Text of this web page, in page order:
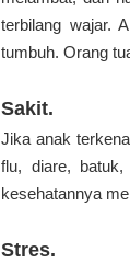
terbilang wajar.
tumbuh. Orang
Sakit.
Jika anak
flu, diare,
kesehatannya
Stres.